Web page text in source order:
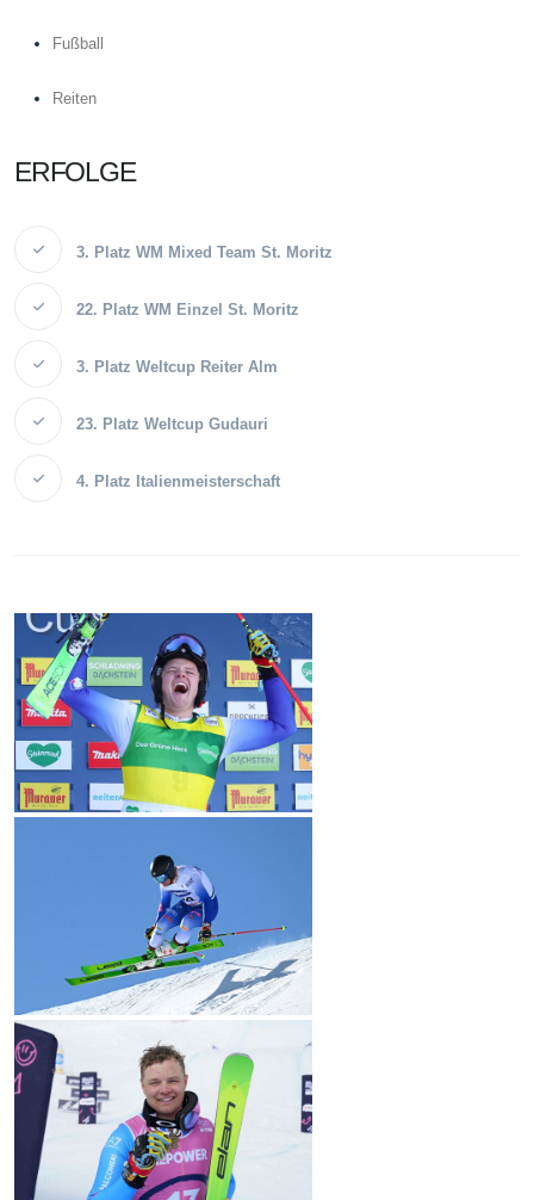
Fußball
Reiten
ERFOLGE
3. Platz WM Mixed Team St. Moritz
22. Platz WM Einzel St. Moritz
3. Platz Weltcup Reiter Alm
23. Platz Weltcup Gudauri
4. Platz Italienmeisterschaft